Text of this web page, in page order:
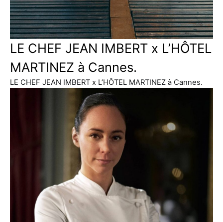
LE CHEF JEAN IMBERT x L’HÔTEL
MARTINEZ à Cannes.
LE CHEF JEAN IMBERT x L’HÔTEL MARTINEZ à Cannes.